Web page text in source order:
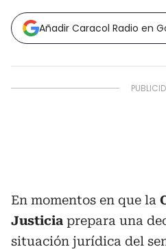
Añadir Caracol Radio en
En momentos en que la
Justicia prepara una
situación jurídica del